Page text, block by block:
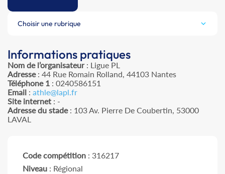
Choisir une rubrique
Informations pratiques
Nom de l’organisateur: Ligue PL
Adresse: 44 Rue Romain Rolland, 44103 Nantes
Téléphone 1 : 0240586151
Email : athle@lapl.fr
Site internet : -
Adresse du stade: 103 Av. Pierre De Coubertin, 53000
LAVAL
Code compétition : 316217
Niveau : Régional